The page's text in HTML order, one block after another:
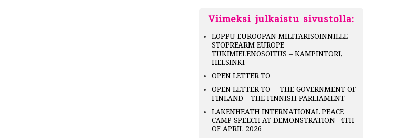
Viimeksi julkaistu sivustolla:
LOPPU EUROOPAN MILITARISOINNILLE –
STOPREARM EUROPE
TUKIMIELENOSOITUS – KAMPINTORI,
HELSINKI
OPEN LETTER TO
OPEN LETTER TO – THE GOVERNMENT OF
FINLAND- THE FINNISH PARLIAMENT
LAKENHEATH INTERNATIONAL PEACE
CAMP SPEECH AT DEMONSTRATION -4TH
OF APRIL 2026